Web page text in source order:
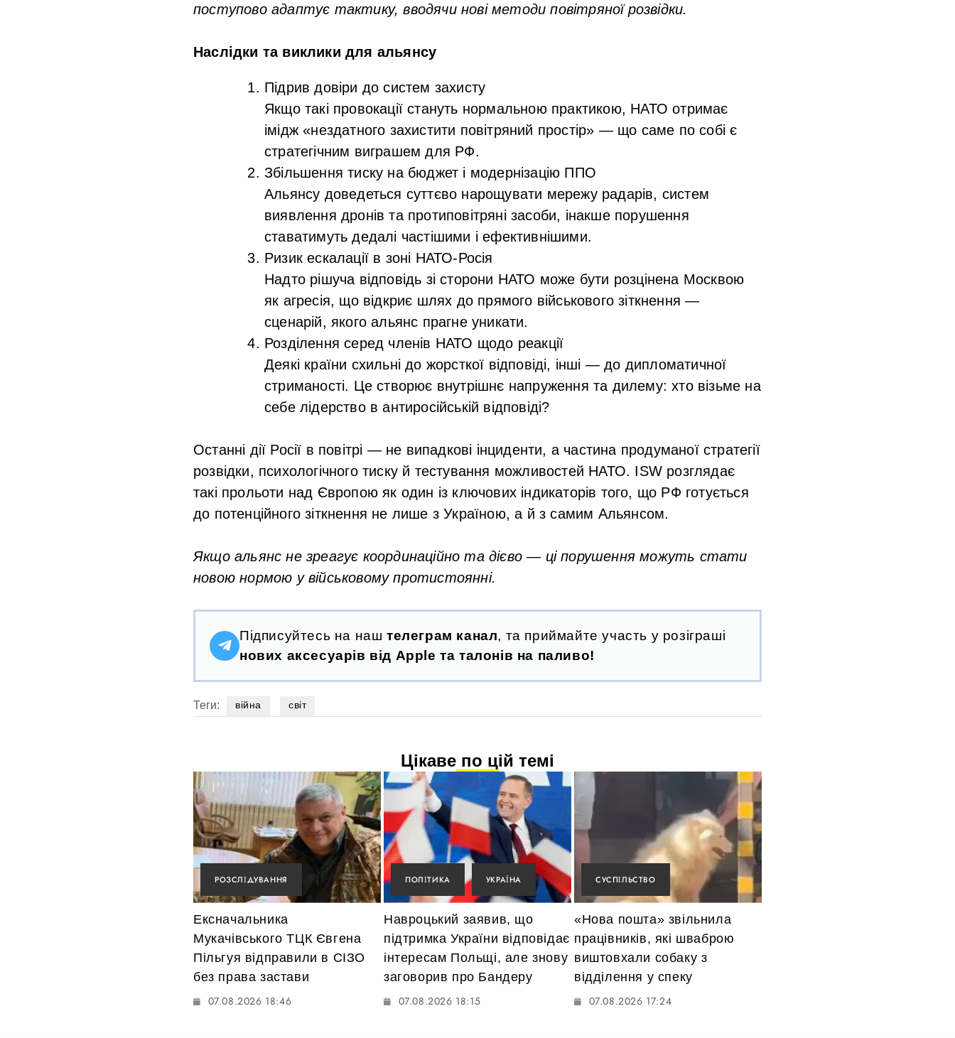
поступово адаптує тактику, вводячи нові методи повітряної розвідки.
Наслідки та виклики для альянсу
Підрив довіри до систем захисту
Якщо такі провокації стануть нормальною практикою, НАТО отримає
імідж «нездатного захистити повітряний простір» — що саме по собі є
стратегічним виграшем для РФ.
Збільшення тиску на бюджет і модернізацію ППО
Альянсу доведеться суттєво нарощувати мережу радарів, систем
виявлення дронів та протиповітряні засоби, інакше порушення
ставатимуть дедалі частішими і ефективнішими.
Ризик ескалації в зоні НАТО-Росія
Надто рішуча відповідь зі сторони НАТО може бути розцінена Москвою
як агресія, що відкриє шлях до прямого військового зіткнення —
сценарій, якого альянс прагне уникати.
Розділення серед членів НАТО щодо реакції
Деякі країни схильні до жорсткої відповіді, інші — до дипломатичної
стриманості. Це створює внутрішнє напруження та дилему: хто візьме на
себе лідерство в антиросійській відповіді?
Останні дії Росії в повітрі — не випадкові інциденти, а частина продуманої стратегії
розвідки, психологічного тиску й тестування можливостей НАТО. ISW розглядає
такі прольоти над Європою як один із ключових індикаторів того, що РФ готується
до потенційного зіткнення не лише з Україною, а й з самим Альянсом.
Якщо альянс не зреагує координаційно та дієво — ці порушення можуть стати
новою нормою у військовому протистоянні.
Підписуйтесь на наш телеграм канал, та приймайте участь у розіграші
нових аксесуарів від Apple та талонів на паливо!
Теги: війна світ
Цікаве по цій темі
РОЗСЛІДУВАННЯ
Ексначальника
Мукачівського ТЦК Євгена
Пільгуя відправили в СІЗО
без права застави
07.08.2026 18:46
ПОЛІТИКА УКРАЇНА
Навроцький заявив, що
підтримка України відповідає
інтересам Польщі, але знову
заговорив про Бандеру
07.08.2026 18:15
СУСПІЛЬСТВО
«Нова пошта» звільнила
працівників, які шваброю
виштовхали собаку з
відділення у спеку
07.08.2026 17:24